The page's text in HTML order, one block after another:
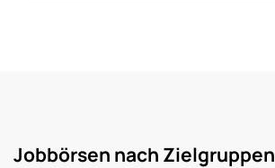
Jobbörsen nach Zielgruppen